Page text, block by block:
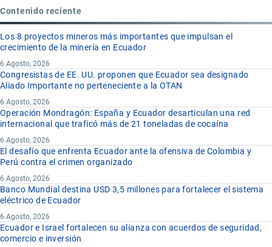
Contenido reciente
Los 8 proyectos mineros más importantes que impulsan el
crecimiento de la minería en Ecuador
6 Agosto, 2026
Congresistas de EE. UU. proponen que Ecuador sea designado
Aliado Importante no perteneciente a la OTAN
6 Agosto, 2026
Operación Mondragón: España y Ecuador desarticulan una red
internacional que traficó más de 21 toneladas de cocaína
6 Agosto, 2026
El desafío que enfrenta Ecuador ante la ofensiva de Colombia y
Perú contra el crimen organizado
6 Agosto, 2026
Banco Mundial destina USD 3,5 millones para fortalecer el sistema
eléctrico de Ecuador
6 Agosto, 2026
Ecuador e Israel fortalecen su alianza con acuerdos de seguridad,
comercio e inversión